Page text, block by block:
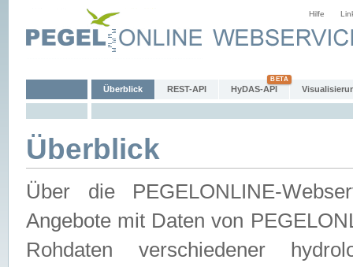
Hilfe
Überblick REST-API HyDAS-API
Überblick
Über die PEGELONLINE-
Angebote mit Daten von
Rohdaten verschiedener